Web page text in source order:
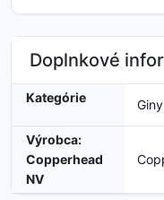
Doplnkové
Kategórie Giny
Výrobca:
Copperhead
NV